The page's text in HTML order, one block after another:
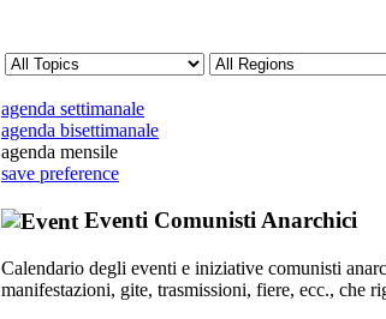
agenda settimanale
agenda bisettimanale
agenda mensile
save preference
Eventi Comunisti Anarchici
Calendario degli eventi e iniziative comunisti
manifestazioni, gite, trasmissioni, fiere, ecc., che